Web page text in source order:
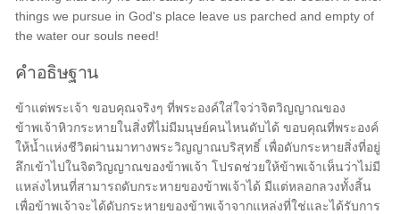
things we pursue in God's place leave us parched and empty of
the water our souls need!
คำอธิษฐาน
ข้าแต่พระเจ้า ขอบคุณจริงๆ ที่พระองค์ใส่ใจว่าจิตวิญญาณของ
ข้าพเจ้าหิวกระหายในสิ่งที่ไม่มีมนุษย์คนไหนดับได้ ขอบคุณที่พระองค์
ให้น้ำแห่งชีวิตผ่านมาทางพระวิญญาณบริสุทธิ์ เพื่อดับกระหายสิ่งที่อยู่
ลึกเข้าไปในจิตวิญญาณของข้าพเจ้า โปรดช่วยให้ข้าพเจ้าเห็นว่าไม่มี
แหล่งไหนที่สามารถดับกระหายของข้าพเจ้าได้ มีแต่หลอกลวงทั้งสิ้น
เพื่อข้าพเจ้าจะได้ดับกระหายของข้าพเจ้าจากแหล่งที่ใช่และได้รับการ